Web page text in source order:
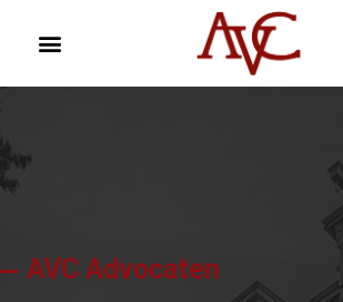
AVC Advocaten